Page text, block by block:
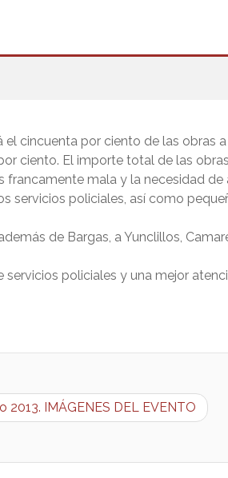
el cincuenta por ciento de las obras
ciento. El importe total de las
francamente mala y la necesidad
servicios policiales, así como
de Bargas, a Yunclillos,
servicios policiales y una mejor
IMÁGENES DEL EVENTO